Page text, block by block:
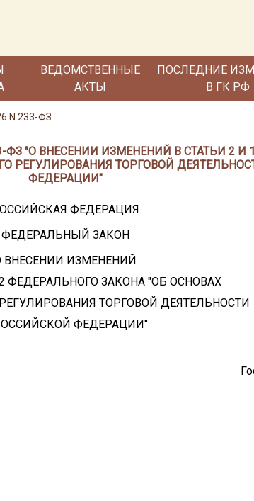
ВЕДОМСТВЕННЫЕ
АКТЫ
ПОСЛЕДНИЕ
В ГК РФ
N 233-ФЗ
ФЗ "О ВНЕСЕНИИ ИЗМЕНЕНИЙ В СТАТЬИ 2 И
РЕГУЛИРОВАНИЯ ТОРГОВОЙ
ФЕДЕРАЦИИ"
ФЕДЕРАЦИЯ
ФЕДЕРАЛЬНЫЙ ЗАКОН
ВНЕСЕНИИ ИЗМЕНЕНИЙ
ФЕДЕРАЛЬНОГО ЗАКОНА "ОБ ОСНОВАХ
ТОРГОВОЙ ДЕЯТЕЛЬНОСТИ
ФЕДЕРАЦИИ"